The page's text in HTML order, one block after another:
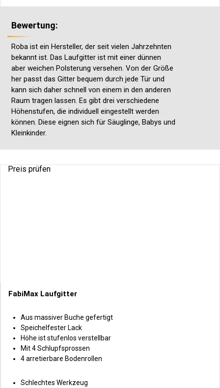
Bewertung:
Roba ist ein Hersteller, der seit vielen Jahrzehnten
bekannt ist. Das Laufgitter ist mit einer dünnen
aber weichen Polsterung versehen. Von der Größe
her passt das Gitter bequem durch jede Tür und
kann sich daher schnell von einem in den anderen
Raum tragen lassen. Es gibt drei verschiedene
Höhenstufen, die individuell eingestellt werden
können. Diese eignen sich für Säuglinge, Babys und
Kleinkinder.
Preis prüfen
FabiMax Laufgitter
Aus massiver Buche gefertigt
Speichelfester Lack
Höhe ist stufenlos verstellbar
Mit 4 Schlupfsprossen
4 arretierbare Bodenrollen
Schlechtes Werkzeug